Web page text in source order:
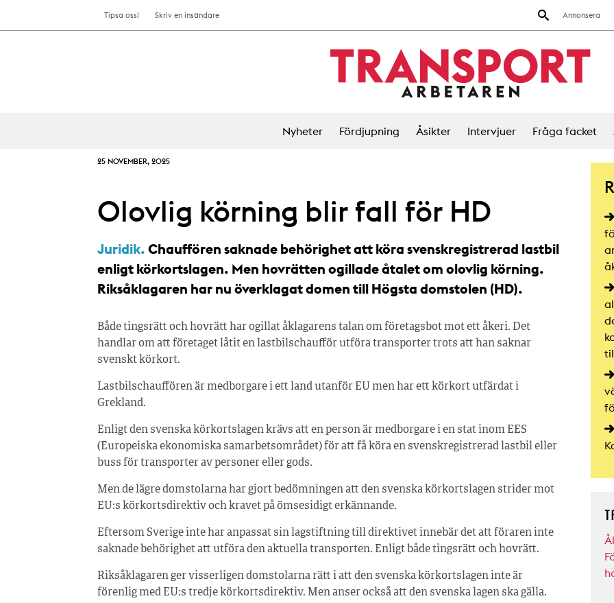
Annonsera
Tipsa oss! Skriv en insändare
Nyheter Fördjupning Åsikter Intervjuer Fråga facket
25 NOVEMBER, 2025
Olovlig körning blir fall för HD
Juridik. Chauffören saknade behörighet att köra svenskregistrerad lastbil
enligt körkortslagen. Men hovrätten ogillade åtalet om olovlig körning.
Riksåklagaren har nu överklagat domen till Högsta domstolen (HD).
Både tingsrätt och hovrätt har ogillat åklagarens talan om företagsbot mot ett åkeri. Det
handlar om att företaget låtit en lastbilschaufför utföra transporter trots att han saknar
svenskt körkort.
Lastbilschauffören är medborgare i ett land utanför EU men har ett körkort utfärdat i
Grekland.
Enligt den svenska körkortslagen krävs att en person är medborgare i en stat inom EES
(Europeiska ekonomiska samarbetsområdet) för att få köra en svenskregistrerad lastbil eller
buss för transporter av personer eller gods.
Men de lägre domstolarna har gjort bedömningen att den svenska körkortslagen strider mot
EU:s körkortsdirektiv och kravet på ömsesidigt erkännande.
Eftersom Sverige inte har anpassat sin lagstiftning till direktivet innebär det att föraren inte
saknade behörighet att utföra den aktuella transporten. Enligt både tingsrätt och hovrätt.
Riksåklagaren ger visserligen domstolarna rätt i att den svenska körkortslagen inte är
förenlig med EU:s tredje körkortsdirektiv. Men anser också att den svenska lagen ska gälla.